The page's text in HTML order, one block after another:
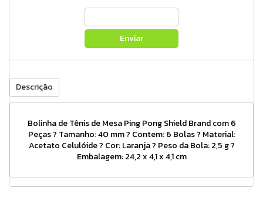
Enviar
Descrição
Bolinha de Tênis de Mesa Ping Pong Shield Brand com 6
Peças ? Tamanho: 40 mm ? Contem: 6 Bolas ? Material:
Acetato Celulóide ? Cor: Laranja ? Peso da Bola: 2,5 g ?
Embalagem: 24,2 x 4,1 x 4,1 cm